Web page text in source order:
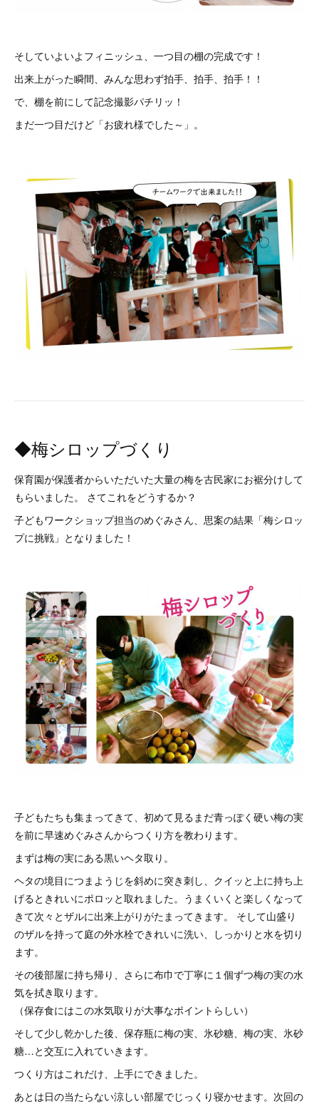
そしていよいよフィニッシュ、一つ目の棚の完成です！
出来上がった瞬間、みんな思わず拍手、拍手、拍手！！
で、棚を前にして記念撮影パチリッ！
まだ一つ目だけど「お疲れ様でした～」。
◆梅シロップづくり
保育園が保護者からいただいた大量の梅を古民家にお裾分けして
もらいました。 さてこれをどうするか？
子どもワークショップ担当のめぐみさん、思案の結果「梅シロッ
プに挑戦」となりました！
子どもたちも集まってきて、初めて見るまだ青っぽく硬い梅の実
を前に早速めぐみさんからつくり方を教わります。
まずは梅の実にある黒いヘタ取り。
ヘタの境目につまようじを斜めに突き刺し、クイッと上に持ち上
げるときれいにポロッと取れました。うまくいくと楽しくなって
きて次々とザルに出来上がりがたまってきます。 そして山盛り
のザルを持って庭の外水栓できれいに洗い、しっかりと水を切り
ます。
その後部屋に持ち帰り、さらに布巾で丁寧に１個ずつ梅の実の水
気を拭き取ります。
（保存食にはこの水気取りが大事なポイントらしい）
そして少し乾かした後、保存瓶に梅の実、氷砂糖、梅の実、氷砂
糖…と交互に入れていきます。
つくり方はこれだけ、上手にできました。
あとは日の当たらない涼しい部屋でじっくり寝かせます。次回の